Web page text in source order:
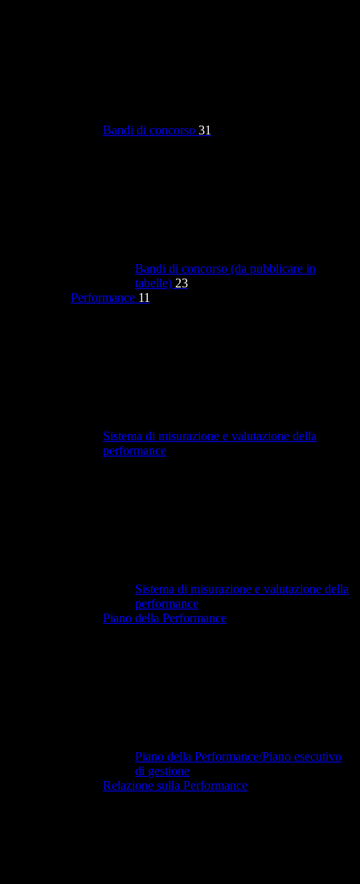
Bandi di concorso 31
Bandi di concorso (da pubblicare in
tabelle) 23
Performance 11
Sistema di misurazione e valutazione della
performance
Sistema di misurazione e valutazione della
performance
Piano della Performance
Piano della Performance/Piano esecutivo
di gestione
Relazione sulla Performance